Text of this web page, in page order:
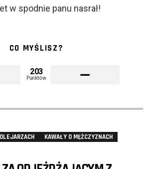
w spodnie panu nasrał!
CO MYŚLISZ?
203
Punktów
KAWAŁY O MĘŻCZYZNACH